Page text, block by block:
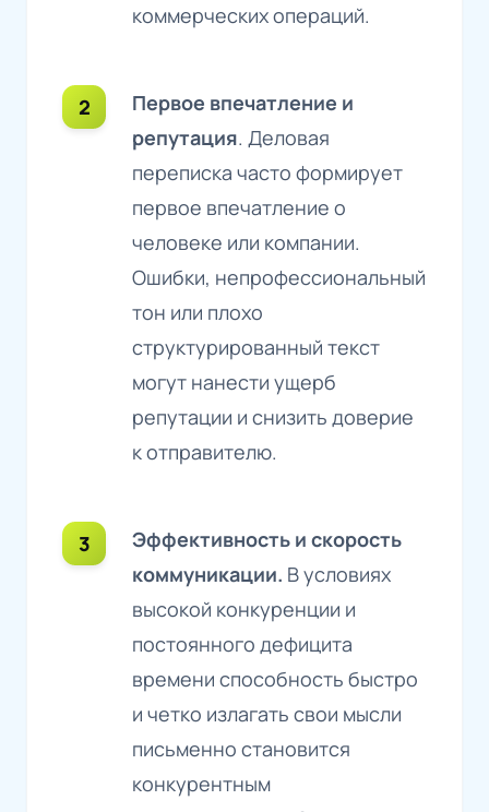
коммерческих операций.
Первое впечатление и
репутация. Деловая
переписка часто формирует
первое впечатление о
человеке или компании.
Ошибки, непрофессиональный
тон или плохо
структурированный текст
могут нанести ущерб
репутации и снизить доверие
к отправителю.
Эффективность и скорость
коммуникации. В условиях
высокой конкуренции и
постоянного дефицита
времени способность быстро
и четко излагать свои мысли
письменно становится
конкурентным